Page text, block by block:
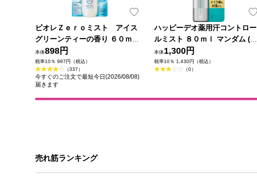
ビオレＺｅｒｏミスト アイス
グリーンティーの香り ６０ｍＬ
花王
本体898円
税率10％ 987円（税込）
（337）
今すぐのご注文で最短今日(2026/08/08)
届きます
ハッピーデオ薬用汗コントロー
ルミスト ８０ｍｌ マンダム (医
薬部外品)
本体1,300円
税率10％ 1,430円（税込）
（0）
売れ筋ランキング